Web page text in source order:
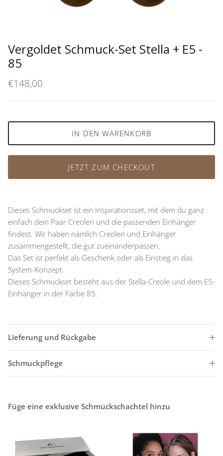
Vergoldet Schmuck-Set Stella + E5 -
85
€148,00
IN DEN WARENKORB
JETZT ZUM CHECKOUT
Dieses Schmuckset ist ein Inspirationsset, mit dem du ganz
einfach dein Paar Creolen und die passenden Einhänger
findest. Wir haben nämlich Creolen und Einhänger
zusammengestellt, die gut zueinanderpassen.
Das Set ist perfekt als Geschenk oder als Einstieg in das
System-Konzept.
Dieses Schmuckset besteht aus der Stella-Creole und dem E5-
Einhänger in der Farbe 85.
Lieferung und Rückgabe
Schmuckpflege
Füge eine exklusive Schmuckschachtel hinzu